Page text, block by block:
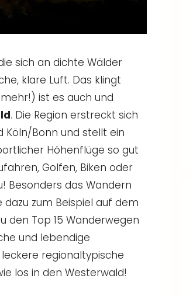
sich an dichte Wälder
klare Luft. Das klingt
ist es auch und
. Die Region erstreckt sich
Köln/Bonn und stellt ein
Höhenflüge so gut
Golfen, Biken oder
Besonders das Wandern
zum Beispiel auf dem
den Top 15 Wanderwegen
und lebendige
regionaltypische
los in den Westerwald!